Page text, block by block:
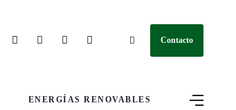
Contacto
ENERGÍAS RENOVABLES